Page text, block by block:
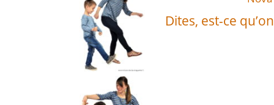
Dites, est-ce